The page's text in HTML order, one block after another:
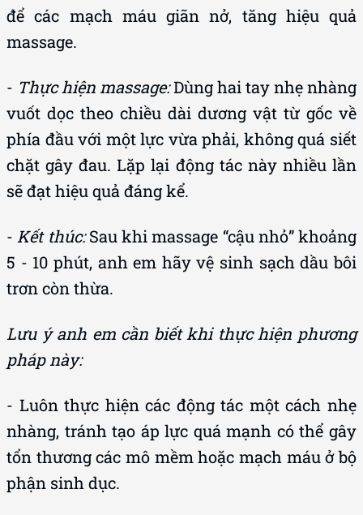
để các mạch máu giãn nở, tăng hiệu quả
massage.
- Thực hiện massage:Dùng hai tay nhẹ nhàng
vuốt dọc theo chiều dài dương vật từ gốc về
phía đầu với một lực vừa phải, không quá siết
chặt gây đau. Lặp lại động tác này nhiều lần
sẽ đạt hiệu quả đáng kể.
- Kết thúc:Sau khi massage “cậu nhỏ” khoảng
5 - 10 phút, anh em hãy vệ sinh sạch dầu bôi
trơn còn thừa.
Lưu ý anh em cần biết khi thực hiện phương
pháp này:
- Luôn thực hiện các động tác một cách nhẹ
nhàng, tránh tạo áp lực quá mạnh có thể gây
tổn thương các mô mềm hoặc mạch máu ở bộ
phận sinh dục.